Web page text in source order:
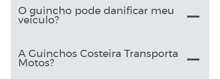
O guincho pode danificar meu
veículo?
A Guinchos Costeira Transporta
Motos?